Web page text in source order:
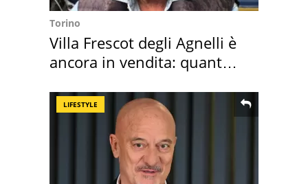
Torino
Villa Frescot degli Agnelli è
ancora in vendita: quanto
LIFESTYLE